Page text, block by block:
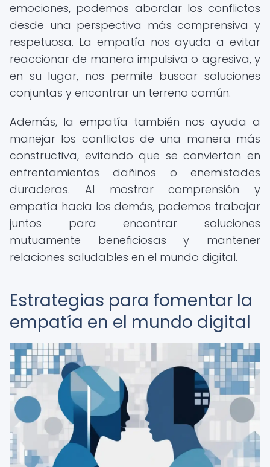
emociones, podemos abordar los conflictos
desde una perspectiva más comprensiva y
respetuosa. La empatía nos ayuda a evitar
reaccionar de manera impulsiva o agresiva, y
en su lugar, nos permite buscar soluciones
conjuntas y encontrar un terreno común.
Además, la empatía también nos ayuda a
manejar los conflictos de una manera más
constructiva, evitando que se conviertan en
enfrentamientos dañinos o enemistades
duraderas. Al mostrar comprensión y
empatía hacia los demás, podemos trabajar
juntos para encontrar soluciones
mutuamente beneficiosas y mantener
relaciones saludables en el mundo digital.
Estrategias para fomentar la
empatía en el mundo digital